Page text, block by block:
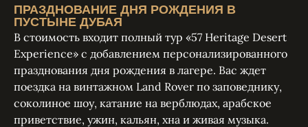
ПРАЗДНОВАНИЕ ДНЯ РОЖДЕНИЯ В
ПУСТЫНЕ ДУБАЯ
В стоимость входит полный тур «57 Heritage Desert
Experience» с добавлением персонализированного
празднования дня рождения в лагере. Вас ждет
поездка на винтажном Land Rover по заповеднику,
соколиное шоу, катание на верблюдах, арабское
приветствие, ужин, кальян, хна и живая музыка.